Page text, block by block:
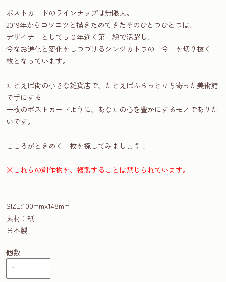
ポストカードのラインナップは無限大。
2019年からコツコツと描きためてきたそのひとつひとつは、
デザイナーとして５０年近く第一線で活躍し、
今なお進化と変化をしつづけるシンジカトウの「今」を切り抜く一
枚となっています。
たとえば街の小さな雑貨店で、たとえばふらっと立ち寄った美術館
で手にする
一枚のポストカードように、あなたの心を豊かにするモノでありた
いです。
こころがときめく一枚を探してみましょう！
※これらの創作物を、複製することは禁じられています。
SIZE:100mmx148mm
素材：紙
日本製
個数